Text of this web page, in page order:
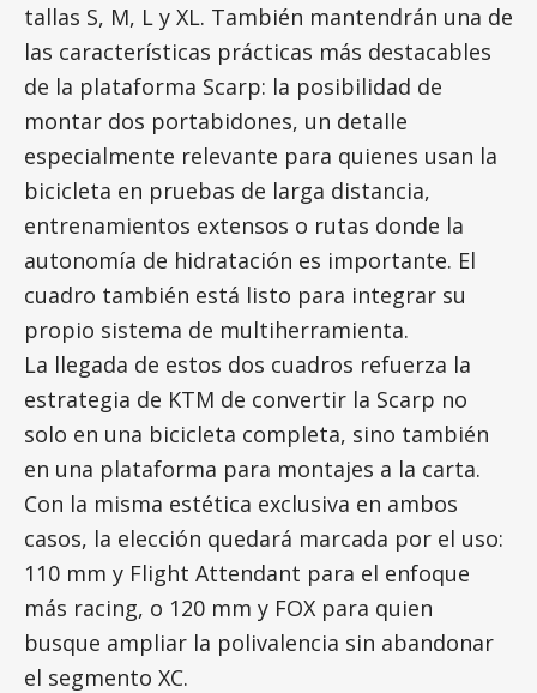
tallas S, M, L y XL. También mantendrán una de
las características prácticas más destacables
de la plataforma Scarp: la posibilidad de
montar dos portabidones, un detalle
especialmente relevante para quienes usan la
bicicleta en pruebas de larga distancia,
entrenamientos extensos o rutas donde la
autonomía de hidratación es importante. El
cuadro también está listo para integrar su
propio sistema de multiherramienta.
La llegada de estos dos cuadros refuerza la
estrategia de KTM de convertir la Scarp no
solo en una bicicleta completa, sino también
en una plataforma para montajes a la carta.
Con la misma estética exclusiva en ambos
casos, la elección quedará marcada por el uso:
110 mm y Flight Attendant para el enfoque
más racing, o 120 mm y FOX para quien
busque ampliar la polivalencia sin abandonar
el segmento XC.